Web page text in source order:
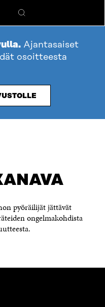
Hae
Ajantasaiset
osoitteesta
pyöräilijät jättävät
ongelmakohdista